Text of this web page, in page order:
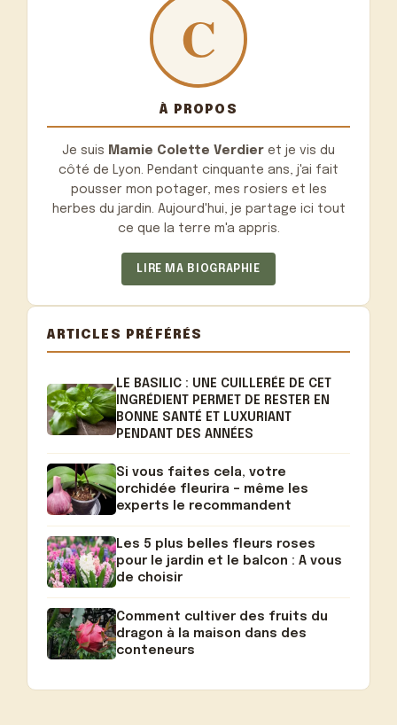
À PROPOS
Je suis Mamie Colette Verdier et je vis du
côté de Lyon. Pendant cinquante ans, j'ai fait
pousser mon potager, mes rosiers et les
herbes du jardin. Aujourd'hui, je partage ici tout
ce que la terre m'a appris.
LIRE MA BIOGRAPHIE
ARTICLES PRÉFÉRÉS
LE BASILIC : UNE CUILLERÉE DE CET
INGRÉDIENT PERMET DE RESTER EN
BONNE SANTÉ ET LUXURIANT
PENDANT DES ANNÉES
Si vous faites cela, votre
orchidée fleurira – même les
experts le recommandent
Les 5 plus belles fleurs roses
pour le jardin et le balcon : A vous
de choisir
Comment cultiver des fruits du
dragon à la maison dans des
conteneurs